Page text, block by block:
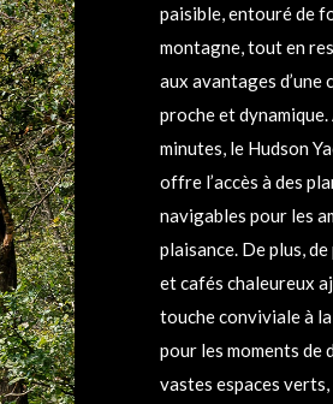
paisible, entouré de
montagne, tout en
aux avantages d’une
proche et
minutes, le Hudson
offre l’accès à des
navigables pour les
plaisance. De plus,
et cafés chaleureux
touche conviviale à
pour les moments de
vastes espaces